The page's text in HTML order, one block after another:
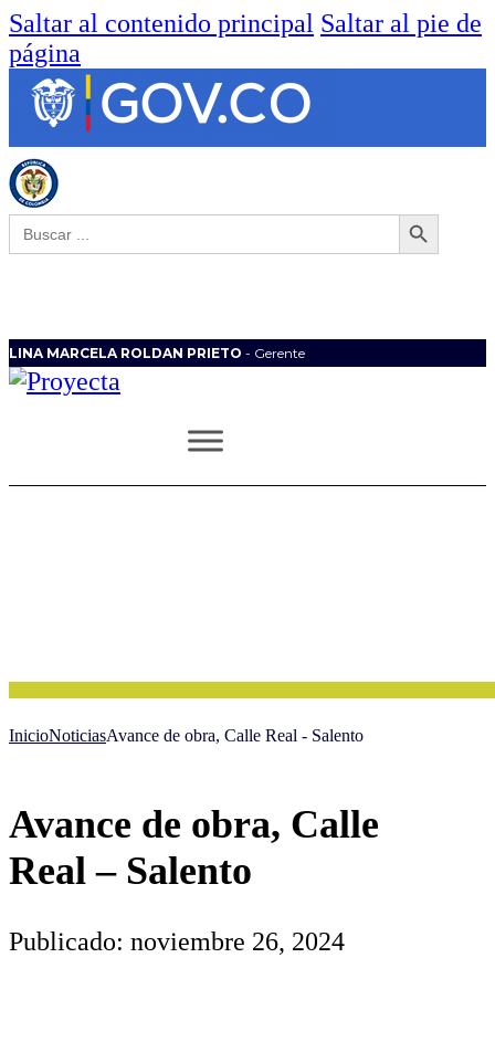
Saltar al contenido principal Saltar al pie de
página
Buscar: Botón de búsqueda
LINA MARCELA ROLDAN PRIETO - Gerente
InicioNoticiasAvance de obra, Calle Real - Salento
Avance de obra, Calle
Real – Salento
Publicado: noviembre 26, 2024